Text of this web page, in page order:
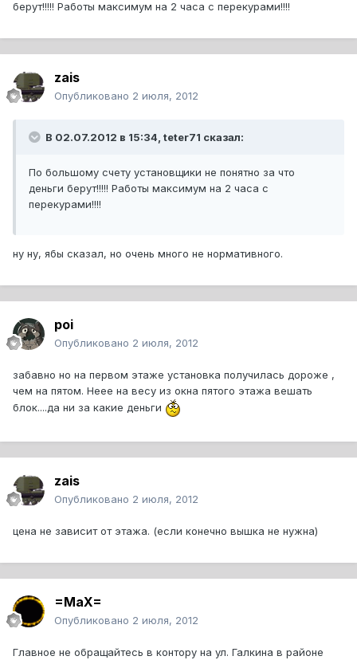
берут!!!!! Работы максимум на 2 часа с перекурами!!!!
zais
Опубликовано 2 июля, 2012
В 02.07.2012 в 15:34, teter71 сказал:
По большому счету установщики не понятно за что
деньги берут!!!!! Работы максимум на 2 часа с
перекурами!!!!
ну ну, ябы сказал, но очень много не нормативного.
poi
Опубликовано 2 июля, 2012
забавно но на первом этаже установка получилась дороже ,
чем на пятом. Неее на весу из окна пятого этажа вешать
блок....да ни за какие деньги
zais
Опубликовано 2 июля, 2012
цена не зависит от этажа. (если конечно вышка не нужна)
=MaX=
Опубликовано 2 июля, 2012
Главное не обращайтесь в контору на ул. Галкина в районе